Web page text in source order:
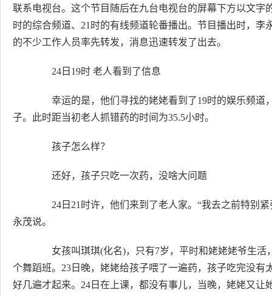
联系电视台。这个节目随后在九台电视台的屏幕下方以文字
时的综合频道、21时的有线频道轮番播出。节目播出时，
的不少工作人员率先转发，消息迅速转发了出去。
24日19时 老人看到了信息
幸运的是，他们寻找的姥姥看到了19时的娱乐频道
子。此时距当初老人抓错药的时间为35.5小时。
孩子怎么样？
还好，孩子只吃一次药，没啥大问题
24日21时许，他们来到了老人家。“我去之前特别紧
永茂说。
女孩叫琪琪(化名)，只有7岁，平时和姥姥姥爷生活
个舞蹈班。23日晚，姥姥给孩子喂了一遍药，孩子吃完没
好几遍才起来。24日在上课，都没有事儿，当晚，姥姥又